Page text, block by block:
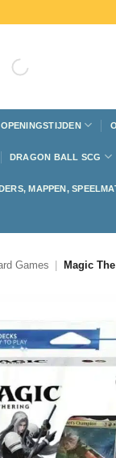
DRAGON BALL SCG
MAPPEN,
Games Magic